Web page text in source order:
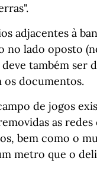
adjacentes à
no lado oposto
também ser
os documentos.
de jogos
as redes
bem como o
metro que o